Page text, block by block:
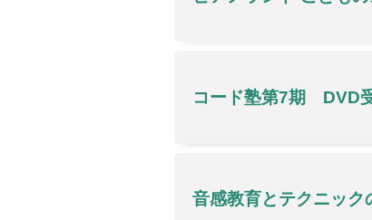
コード塾第7期 DVD
音感教育とテクニック